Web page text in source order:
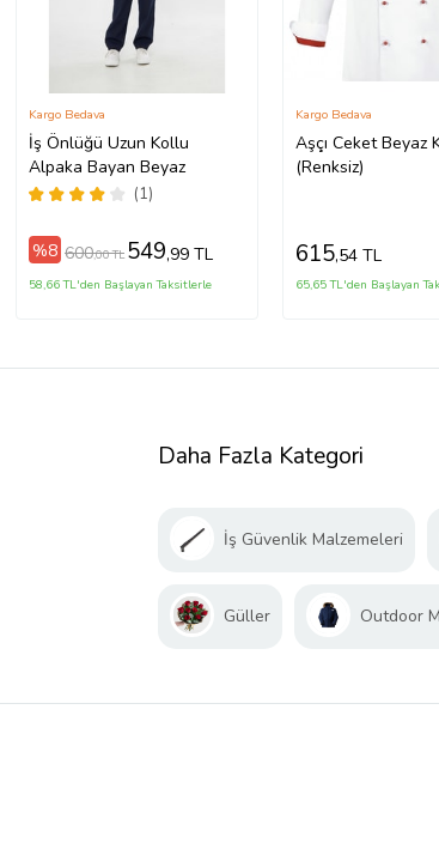
İş Önlüğü Uzun Kollu
Alpaka Bayan Beyaz
(1)
Kargo Bedava
%8 600,00 TL 549,99 TL
58,66 TL'den Başlayan Taksitlerle
Aşçı Ceket Beyaz
(Renksiz)
Kargo Bedava
615,54 TL
65,65 TL'den Başlayan
Daha Fazla Kategori
İş Güvenlik Malzemeleri
Güller Outdoor